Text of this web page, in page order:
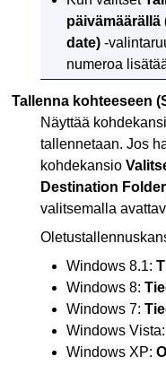
päivämäärällä
date) -
numeroa
Tallenna kohteeseen
Näyttää
tallennetaan. Jos
kohdekansio
Destination
valitsemalla
Windows 8.1:
Windows 8:
Windows 7:
Windows Vista
Windows XP: